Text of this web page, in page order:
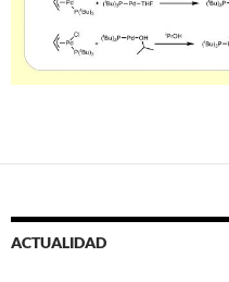
ACTUALIDAD